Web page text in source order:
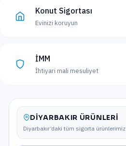
Konut Sigortası
Evinizi koruyun
İMM
İhtiyari mali mesuliyet
DIYARBAKIR ÜRÜNLERI
Diyarbakır’daki tüm sigorta ürünlerimiz